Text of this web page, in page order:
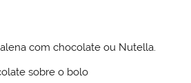
com chocolate ou Nutella.
sobre o bolo